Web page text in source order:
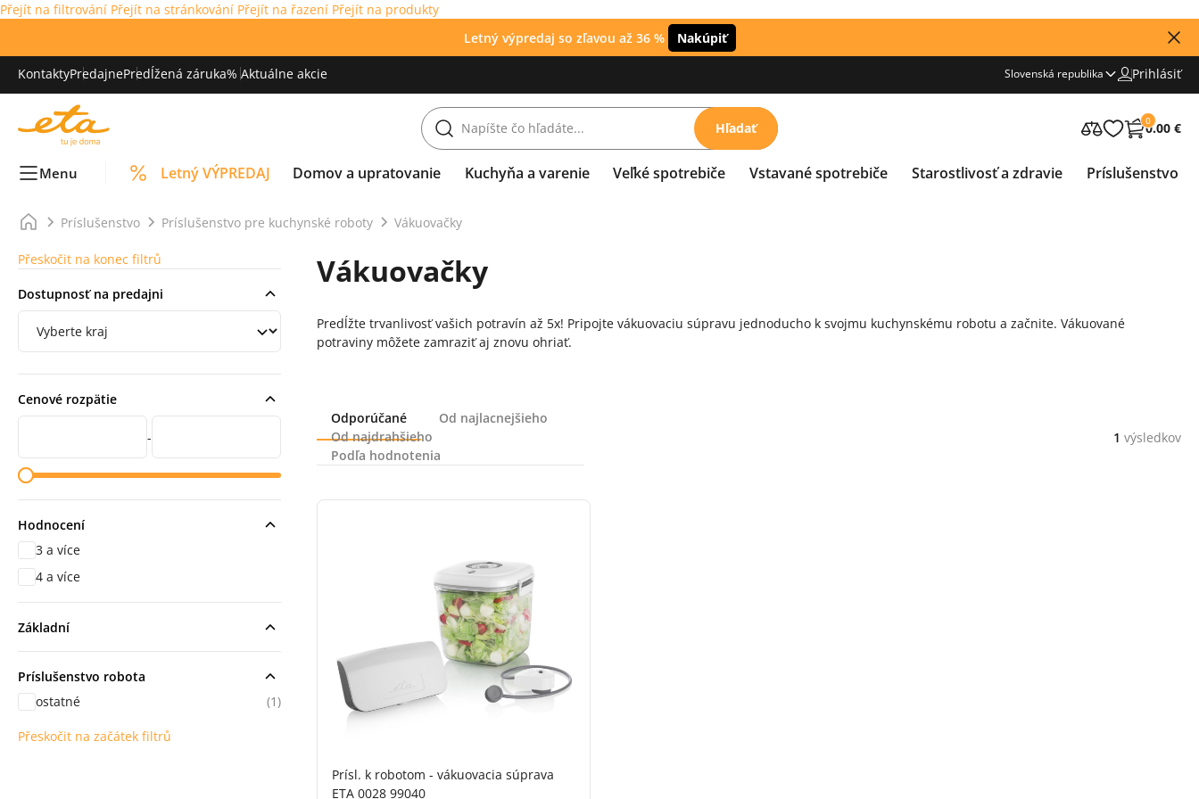
Přejít na filtrování Přejít na stránkování Přejít na řazení Přejít na produkty
Letný výpredaj so zľavou až 36 %
Nakúpiť
KontaktyPredajnePredĺžená záruka% Aktuálne akcie Slovenská republika Prihlásiť
Hľadať 0
0.00 €
Menu Letný VÝPREDAJ Domov a upratovanie Kuchyňa a varenie Veľké spotrebiče Vstavané spotrebiče Starostlivosť a zdravie Príslušenstvo
Príslušenstvo Príslušenstvo pre kuchynské roboty Vákuovačky
Vákuovačky
Predĺžte trvanlivosť vašich potravín až 5x! Pripojte vákuovaciu súpravu jednoducho k svojmu kuchynskému robotu a začnite. Vákuované
potraviny môžete zamraziť aj znovu ohriať.
Radenie
Odporúčané
Od najlacnejšieho
Od najdrahšieho
Podľa hodnotenia
1 výsledkov
Prísl. k robotom - vákuovacia súprava
ETA 0028 99040
Přeskočit na konec filtrů
Dostupnosť na predajni
Filtrování podle regionu
Cenové rozpätie
Cena od
-
Cena do
Hodnocení
hodnocení
3 a více
hodnocení
4 a více
Základní
Príslušenstvo robota
ostatné
(1)
Přeskočit na začátek filtrů